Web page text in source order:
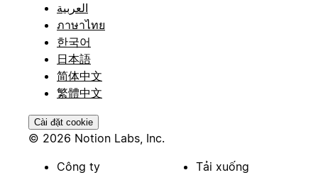
العربية
ภาษาไทย
한국어
日本語
简体中文
繁體中文
Cài đặt cookie
© 2026 Notion Labs, Inc.
Công ty
Tải xuống